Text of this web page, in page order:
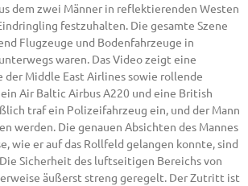
dem zwei Männer in reflektierenden Westen
festzuhalten. Die gesamte Szene
Flugzeuge und Bodenfahrzeuge in
waren. Das Video zeigt eine
der Middle East Airlines sowie rollende
Air Baltic Airbus A220 und eine British
traf ein Polizeifahrzeug ein, und der Mann
werden. Die genauen Absichten des Mannes
wie er auf das Rollfeld gelangen konnte, sind
Sicherheit des luftseitigen Bereichs von
äußerst streng geregelt. Der Zutritt ist